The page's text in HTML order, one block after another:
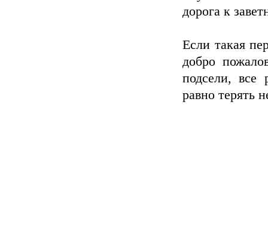
дорога к
Если такая
добро
подсели, все
равно терять